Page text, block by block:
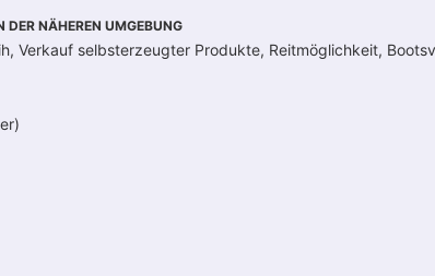
NÄHEREN UMGEBUNG
Verkauf selbsterzeugter Produkte, Reitmöglichkeit,